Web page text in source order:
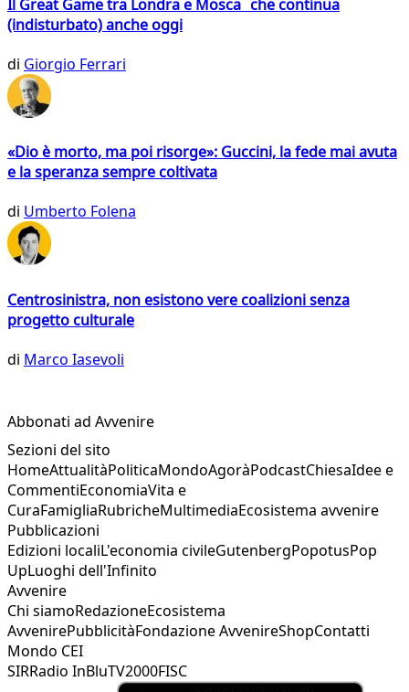
Il Great Game tra Londra e Mosca che continua
(indisturbato) anche oggi
di Giorgio Ferrari
«Dio è morto, ma poi risorge»: Guccini, la fede mai avuta
e la speranza sempre coltivata
di Umberto Folena
Centrosinistra, non esistono vere coalizioni senza
progetto culturale
di Marco Iasevoli
Abbonati ad Avvenire
Sezioni del sito
HomeAttualitàPoliticaMondoAgoràPodcastChiesaIdee e
CommentiEconomiaVita e
CuraFamigliaRubricheMultimediaEcosistema avvenire
Pubblicazioni
Edizioni localiL'economia civileGutenbergPopotusPop
UpLuoghi dell'Infinito
Avvenire
Chi siamoRedazioneEcosistema
AvvenirePubblicitàFondazione AvvenireShopContatti
Mondo CEI
SIRRadio InBluTV2000FISC